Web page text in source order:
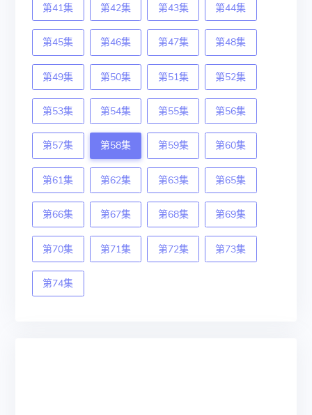
第41集 第42集 第43集 第44集
第45集 第46集 第47集 第48集
第49集 第50集 第51集 第52集
第53集 第54集 第55集 第56集
第57集 第58集 第59集 第60集
第61集 第62集 第63集 第65集
第66集 第67集 第68集 第69集
第70集 第71集 第72集 第73集
第74集